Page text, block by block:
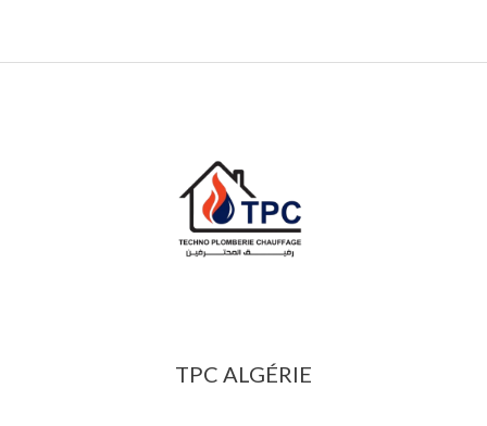
TPC ALGÉRIE